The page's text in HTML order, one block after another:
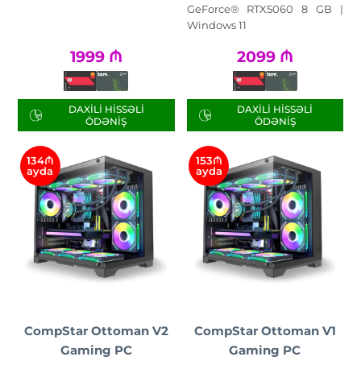
1999 ₼
DAXILI HISSƏLI
ÖDƏNIŞ
GeForce® RTX5060 8 GB |
Windows 11
2099 ₼
DAXILI HISSƏLI
ÖDƏNIŞ
134₼
ayda
CompStar Ottoman V2
Gaming PC
153₼
ayda
CompStar Ottoman V1
Gaming PC